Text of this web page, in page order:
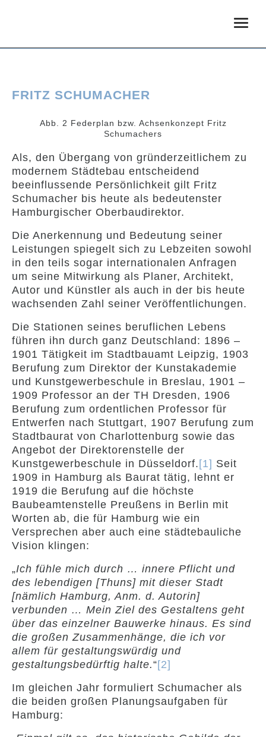
FRITZ SCHUMACHER
Abb. 2 Federplan bzw. Achsenkonzept Fritz
Schumachers
Als, den Übergang von gründerzeitlichem zu
modernem Städtebau entscheidend
beeinflussende Persönlichkeit gilt Fritz
Schumacher bis heute als bedeutenster
Hamburgischer Oberbaudirektor.
Die Anerkennung und Bedeutung seiner
Leistungen spiegelt sich zu Lebzeiten sowohl
in den teils sogar internationalen Anfragen
um seine Mitwirkung als Planer, Architekt,
Autor und Künstler als auch in der bis heute
wachsenden Zahl seiner Veröffentlichungen.
Die Stationen seines beruflichen Lebens
führen ihn durch ganz Deutschland: 1896 –
1901 Tätigkeit im Stadtbauamt Leipzig, 1903
Berufung zum Direktor der Kunstakademie
und Kunstgewerbeschule in Breslau, 1901 –
1909 Professor an der TH Dresden, 1906
Berufung zum ordentlichen Professor für
Entwerfen nach Stuttgart, 1907 Berufung zum
Stadtbaurat von Charlottenburg sowie das
Angebot der Direktorenstelle der
Kunstgewerbeschule in Düsseldorf. [1] Seit
1909 in Hamburg als Baurat tätig, lehnt er
1919 die Berufung auf die höchste
Baubeamtenstelle Preußens in Berlin mit
Worten ab, die für Hamburg wie ein
Versprechen aber auch eine städtebauliche
Vision klingen:
„Ich fühle mich durch … innere Pflicht und
des lebendigen [Thuns] mit dieser Stadt
[nämlich Hamburg, Anm. d. Autorin]
verbunden … Mein Ziel des Gestaltens geht
über das einzelner Bauwerke hinaus. Es sind
die großen Zusammenhänge, die ich vor
allem für gestaltungswürdig und
gestaltungsbedürftig halte.“ [2]
Im gleichen Jahr formuliert Schumacher als
die beiden großen Planungsaufgaben für
Hamburg: